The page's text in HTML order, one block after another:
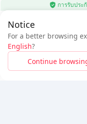
การรับปร
$0.6
ประหยัด$0.48ด้วยแอป
เติมเงินอ
ดาวน์โห
Notice
For a better browsing
English?
Continue
ใช้แอป BuffBuff อัปเดตแอป
ติดตามเรา
5% OFF5% OFF